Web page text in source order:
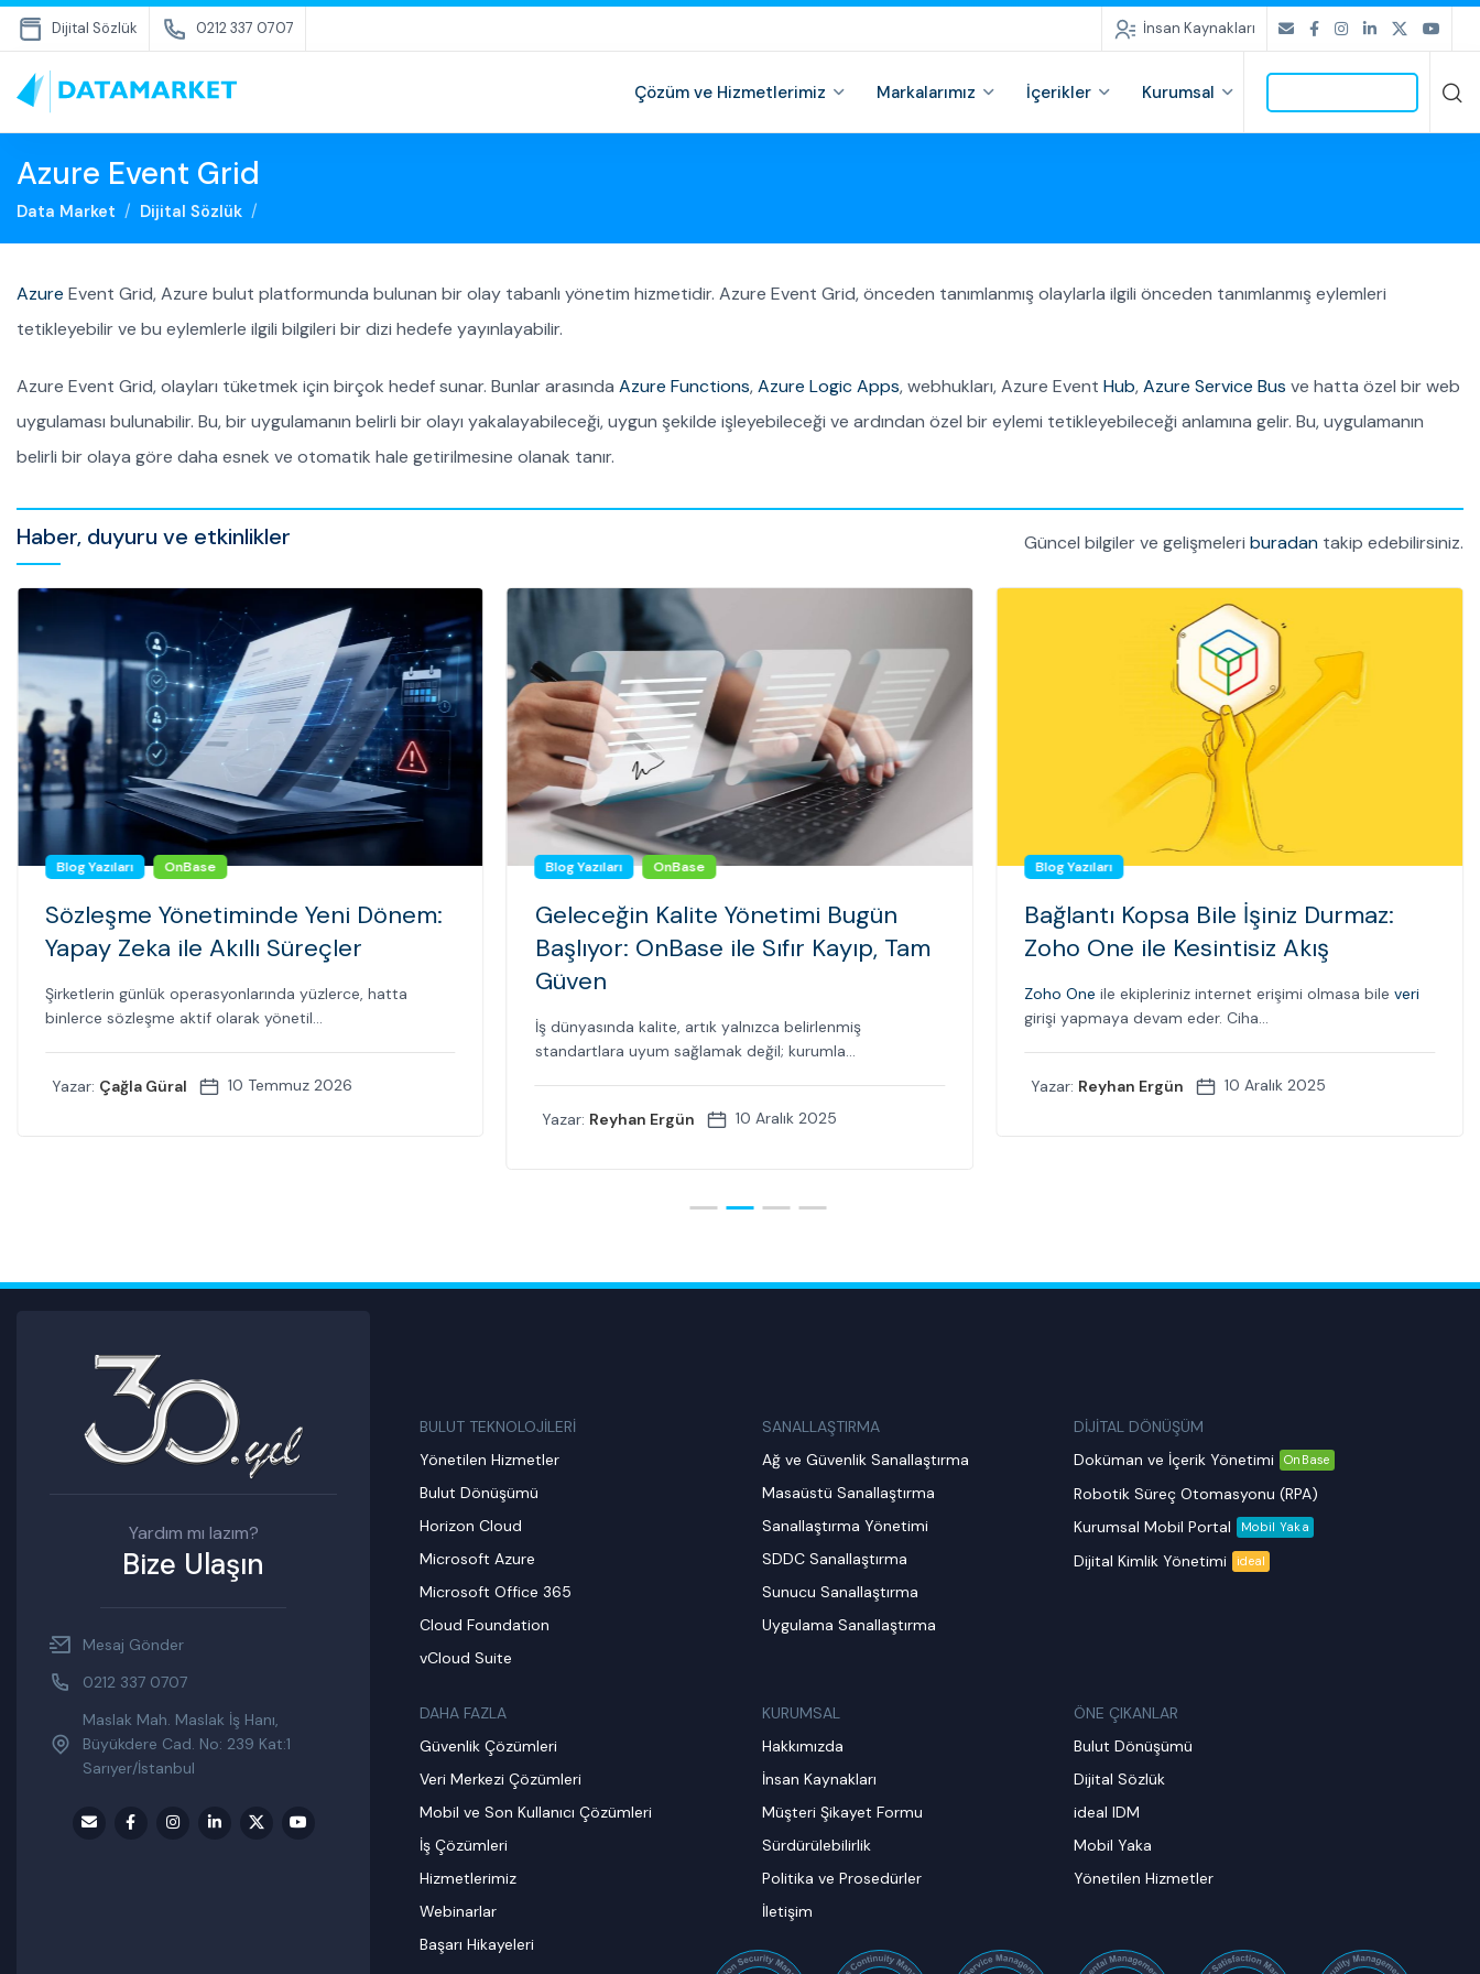
Dijital Sözlük 0212 337 0707 İnsan Kaynakları
Çözüm ve Hizmetlerimiz Markalarımız İçerikler Kurumsal
Azure Event Grid
Data Market Dijital Sözlük
Azure Event Grid, Azure bulut platformunda bulunan bir olay tabanlı yönetim hizmetidir. Azure Event Grid, önceden tanımlanmış olaylarla ilgili önceden tanımlanmış eylemleri
tetikleyebilir ve bu eylemlerle ilgili bilgileri bir dizi hedefe yayınlayabilir.
Azure Event Grid, olayları tüketmek için birçok hedef sunar. Bunlar arasında Azure Functions,Azure Logic Apps, webhukları, Azure Event Hub,Azure Service Bus ve hatta özel bir web
uygulaması bulunabilir. Bu, bir uygulamanın belirli bir olayı yakalayabileceği, uygun şekilde işleyebileceği ve ardından özel bir eylemi tetikleyebileceği anlamına gelir. Bu, uygulamanın
belirli bir olaya göre daha esnek ve otomatik hale getirilmesine olanak tanır.
Haber, duyuru ve etkinlikler Güncel bilgiler ve gelişmeleri buradan takip edebilirsiniz.
Blog Yazıları OnBase
Sözleşme Yönetiminde Yeni Dönem:
Yapay Zeka ile Akıllı Süreçler
Şirketlerin günlük operasyonlarında yüzlerce, hatta
binlerce sözleşme aktif olarak yönetil...
Yazar: Çağla Güral 10 Temmuz 2026
Blog Yazıları OnBase
Geleceğin Kalite Yönetimi Bugün
Başlıyor: OnBase ile Sıfır Kayıp, Tam
Güven
İş dünyasında kalite, artık yalnızca belirlenmiş
standartlara uyum sağlamak değil; kurumla...
Yazar: Reyhan Ergün 10 Aralık 2025
Blog Yazıları
Bağlantı Kopsa Bile İşiniz Durmaz:
Zoho One ile Kesintisiz Akış
Zoho One ile ekipleriniz internet erişimi olmasa bileveri
girişi yapmaya devam eder. Ciha...
Yazar: Reyhan Ergün 10 Aralık 2025
Yardım mı lazım?
Bize Ulaşın
Mesaj Gönder
0212 337 0707
Maslak Mah. Maslak İş Hanı,
Büyükdere Cad. No: 239 Kat:1
Sarıyer/İstanbul
BULUT TEKNOLOJİLERİ
Yönetilen Hizmetler
Bulut Dönüşümü
Horizon Cloud
Microsoft Azure
Microsoft Office 365
Cloud Foundation
vCloud Suite
SANALLAŞTIRMA
Ağ ve Güvenlik Sanallaştırma
Masaüstü Sanallaştırma
Sanallaştırma Yönetimi
SDDC Sanallaştırma
Sunucu Sanallaştırma
Uygulama Sanallaştırma
DİJİTAL DÖNÜŞÜM
Doküman ve İçerik Yönetimi
OnBase
Robotik Süreç Otomasyonu (RPA)
Kurumsal Mobil Portal
Mobil Yaka
Dijital Kimlik Yönetimi ideal
DAHA FAZLA
Güvenlik Çözümleri
Veri Merkezi Çözümleri
Mobil ve Son Kullanıcı Çözümleri
İş Çözümleri
Hizmetlerimiz
Webinarlar
Başarı Hikayeleri
KURUMSAL
Hakkımızda
İnsan Kaynakları
Müşteri Şikayet Formu
Sürdürülebilirlik
Politika ve Prosedürler
İletişim
ÖNE ÇIKANLAR
Bulut Dönüşümü
Dijital Sözlük
ideal IDM
Mobil Yaka
Yönetilen Hizmetler